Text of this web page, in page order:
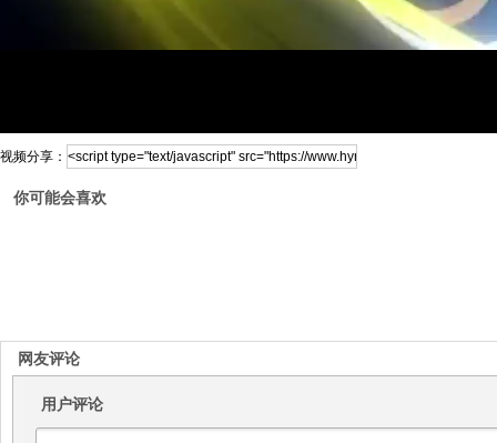
视频分享：
你可能会喜欢
网友评论
用户评论